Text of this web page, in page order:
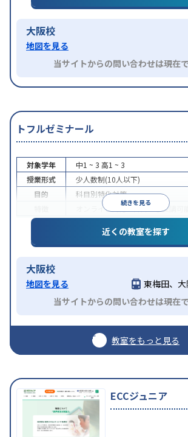
大阪校
地図を見る
当サイトからの問い合わせは現在
トフルゼミナール
続きを見る
対象学年 中1 ~ 3 高1 ~ 3
授業形式
少人数制(10人以下)
目的
科目別特化対策
オンライン対応1科目から受講可能
近くの教室を探す
大阪校
地図を見る
東梅田、
当サイトからの問い合わせは現在
教室をもっと見る
ECCジュニア